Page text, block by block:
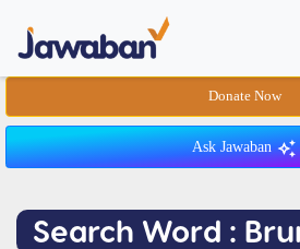
Donate Now
Ask Jawaban
Search Word :